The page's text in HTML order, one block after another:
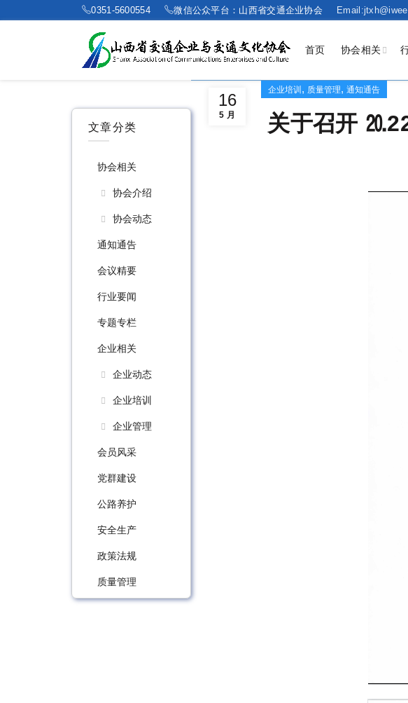
0351-5600554 微信公众平台：山西省交通企业协会
首页 协会相关
文章分类
协会相关
协会介绍
协会动态
通知通告
会议精要
行业要闻
专题专栏
企业相关
企业动态
企业培训
企业管理
会员风采
党群建设
公路养护
安全生产
政策法规
质量管理
16
5 月
企业培训 , 质量管理, 通知通告
关于召开